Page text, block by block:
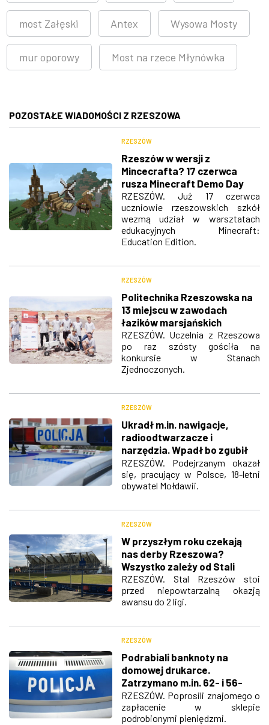
most Załęski Antex Wysowa Mosty
mur oporowy Most na rzece Młynówka
POZOSTAŁE WIADOMOŚCI Z RZESZOWA
RZESZÓW
Rzeszów w wersji z
Mincecrafta? 17 czerwca
rusza Minecraft Demo Day
RZESZÓW. Już 17 czerwca
uczniowie rzeszowskich szkół
wezmą udział w warsztatach
edukacyjnych Minecraft:
Education Edition.
RZESZÓW
Politechnika Rzeszowska na
13 miejscu w zawodach
łazików marsjańskich
RZESZÓW. Uczelnia z Rzeszowa
po raz szósty gościła na
konkursie w Stanach
Zjednoczonych.
RZESZÓW
Ukradł m.in. nawigacje,
radioodtwarzacze i
narzędzia. Wpadł bo zgubił
paszport
RZESZÓW. Podejrzanym okazał
się, pracujący w Polsce, 18-letni
obywatel Mołdawii.
RZESZÓW
W przyszłym roku czekają
nas derby Rzeszowa?
Wszystko zależy od Stali
RZESZÓW. Stal Rzeszów stoi
przed niepowtarzalną okazją
awansu do 2 ligi.
RZESZÓW
Podrabiali banknoty na
domowej drukarce.
Zatrzymano m.in. 62- i 56-
latka
RZESZÓW. Poprosili znajomego o
zapłacenie w sklepie
podrobionymi pieniędzmi.